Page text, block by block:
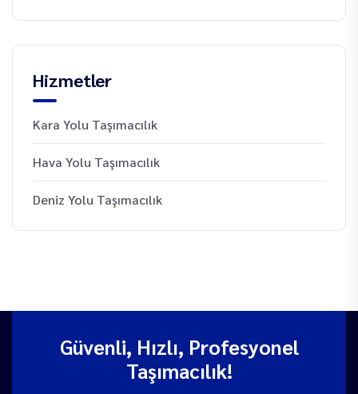
Hizmetler
Kara Yolu Taşımacılık
Hava Yolu Taşımacılık
Deniz Yolu Taşımacılık
Güvenli, Hızlı, Profesyonel
Taşımacılık!